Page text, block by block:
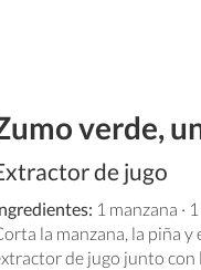
verde,
de jugo
1 manzana ·
la manzana, la piña
de jugo junto con